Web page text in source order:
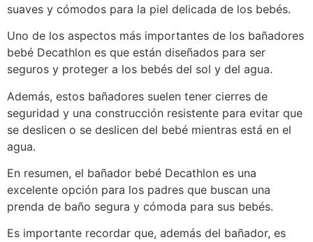
suaves y cómodos para la piel delicada de los bebés.
Uno de los aspectos más importantes de los bañadores
bebé Decathlon es que están diseñados para ser
seguros y proteger a los bebés del sol y del agua.
Además, estos bañadores suelen tener cierres de
seguridad y una construcción resistente para evitar que
se deslicen o se deslicen del bebé mientras está en el
agua.
En resumen, el bañador bebé Decathlon es una
excelente opción para los padres que buscan una
prenda de baño segura y cómoda para sus bebés.
Es importante recordar que, además del bañador, es